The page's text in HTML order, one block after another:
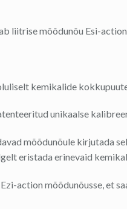
liitrise mõõdunõu Esi-
kemikalide
unikaalse
mõõdunõule kirjutada
eristada erinevaid
action mõõdunõusse, et